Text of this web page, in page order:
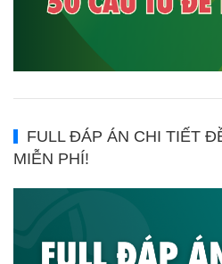
FULL ĐÁP ÁN CHI TIẾT
MIỄN PHÍ!